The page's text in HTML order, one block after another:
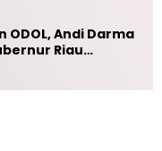
Andi Darma
Riau